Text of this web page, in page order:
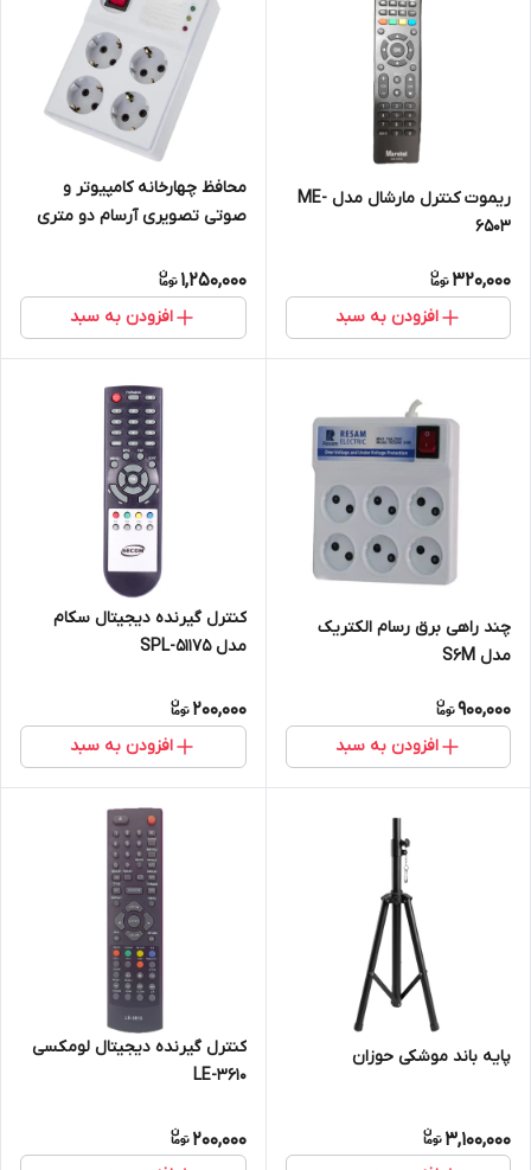
ریموت کنترل مارشال مدل ME-
6503
320,000
افزودن به سبد
محافظ چهارخانه کامپیوتر و
صوتی تصویری آرسام دو متری
1,250,000
افزودن به سبد
چند راهی برق رسام الکتریک
مدل S6M
900,000
افزودن به سبد
کنترل گیرنده دیجیتال سکام
مدل SPL-51175
200,000
افزودن به سبد
پایه باند موشکی حوزان
3,100,000
کنترل گیرنده دیجیتال لومکسی
LE-3610
200,000